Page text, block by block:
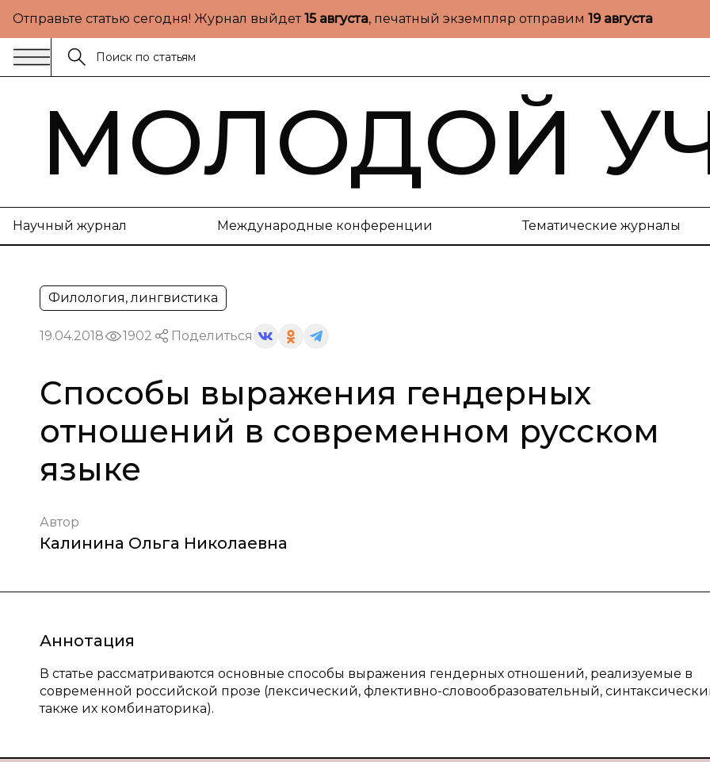
Отправьте статью сегодня! Журнал выйдет15 августа, печатный экземпляр отправим 19 августа
МОЛОДОЙ
Научный журнал Международные конференции Тематические журналы
Филология, лингвистика
19.04.2018 1902 Поделиться
Способы выражения гендерных
отношений в современном русском
языке
Автор
Калинина Ольга Николаевна
Аннотация
В статье рассматриваются основные способы выражения гендерных отношений, реализуемые в
современной российской прозе (лексический, флективно-словообразовательный,
также их комбинаторика).